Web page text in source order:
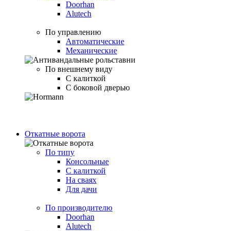
Doorhan
Alutech
По управлению
Автоматические
Механические
По внешнему виду
С калиткой
С боковой дверью
Откатные ворота
По типу
Консольные
С калиткой
На сваях
Для дачи
По производителю
Doorhan
Alutech